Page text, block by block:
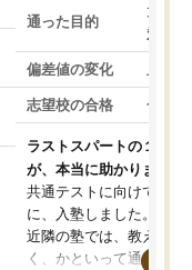
通った目的
大学
対策
偏差値の変化
志望校の合格 合格
ラストスパートの１か月
が、本当に助かりました
共通テストに向けての追
に、入塾しました。田舎
近隣の塾では、教えても
く、かといって通うには